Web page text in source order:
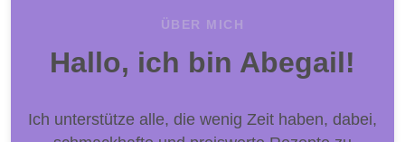
ÜBER MICH
Hallo, ich bin Abegail!
Ich unterstütze alle, die wenig Zeit haben, dabei,